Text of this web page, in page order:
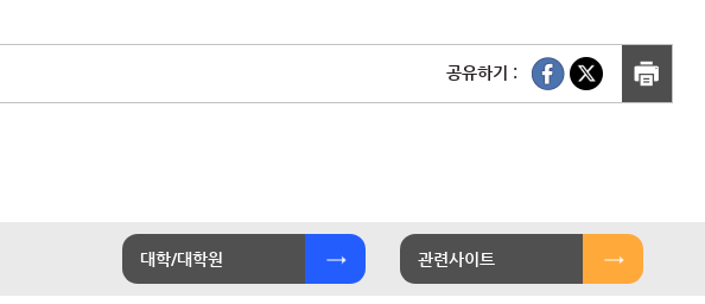
공유하기 :
대학/대학원 관련사이트